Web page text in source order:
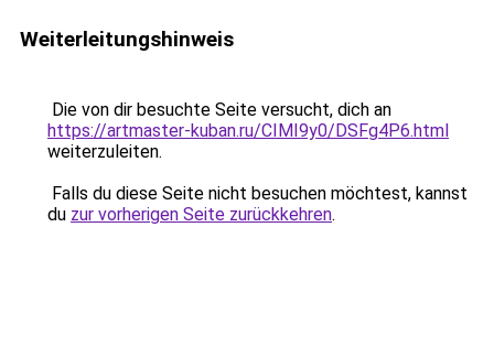
Weiterleitungshinweis
Die von dir besuchte Seite versucht, dich an
https://artmaster-kuban.ru/CIMI9y0/DSFg4P6.html
weiterzuleiten.
Falls du diese Seite nicht besuchen möchtest, kannst
du zur vorherigen Seite zurückkehren.